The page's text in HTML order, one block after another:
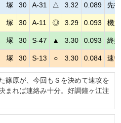
塚 30 A-31 △ 3.32 0.089 先
塚 30 A-11 ◎ 3.29 0.093 機
塚 30 S-47 ▲ 3.30 0.093 終
塚 30 S-13 ○ 3.30 0.084 速
篠原が、今回もＳを決めて速攻を
まれば連絡み十分。好調鐘ヶ江注